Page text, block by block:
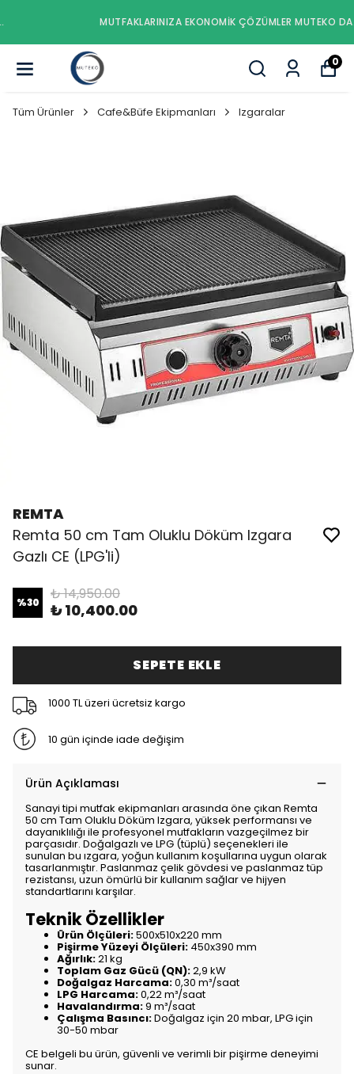
MUTFAKLARINIZA EKONOMIK ÇÖZÜMLER MUTEKO DA..
0
Tüm Ürünler Cafe&Büfe Ekipmanları Izgaralar
REMTA
Remta 50 cm Tam Oluklu Döküm Izgara
Gazlı CE (LPG'li)
%30 ₺ 14,950.00
₺ 10,400.00
SEPETE EKLE
1000 TL üzeri ücretsiz kargo
10 gün içinde iade değişim
Ürün Açıklaması
Sanayi tipi mutfak ekipmanları arasında öne çıkan Remta
50 cm Tam Oluklu Döküm Izgara, yüksek performansı ve
dayanıklılığı ile profesyonel mutfakların vazgeçilmez bir
parçasıdır. Doğalgazlı ve LPG (tüplü) seçenekleri ile
sunulan bu ızgara, yoğun kullanım koşullarına uygun olarak
tasarlanmıştır. Paslanmaz çelik gövdesi ve paslanmaz tüp
rezistansı, uzun ömürlü bir kullanım sağlar ve hijyen
standartlarını karşılar.
Teknik Özellikler
Ürün Ölçüleri:500x510x220 mm
Pişirme Yüzeyi Ölçüleri: 450x390 mm
Ağırlık:21 kg
Toplam Gaz Gücü (QN):2,9 kW
Doğalgaz Harcama:0,30 m³/saat
LPG Harcama:0,22 m³/saat
Havalandırma:9 m³/saat
Çalışma Basıncı:Doğalgaz için 20 mbar, LPG için
30-50 mbar
CE belgeli bu ürün, güvenli ve verimli bir pişirme deneyimi
sunar.